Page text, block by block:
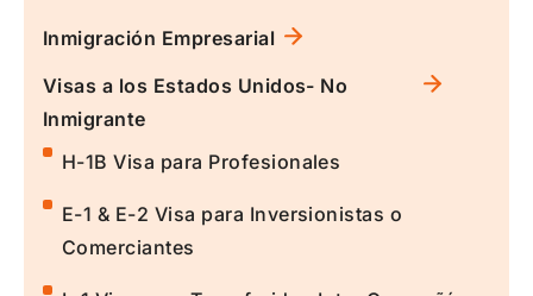
Inmigración Empresarial
Visas a los Estados Unidos- No
Inmigrante
H-1B Visa para Profesionales
E-1 & E-2 Visa para Inversionistas o
Comerciantes